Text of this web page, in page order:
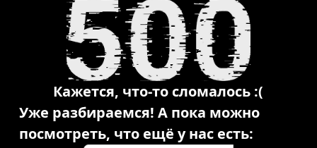
Кажется, что-то сломалось :(
Уже разбираемся! А пока можно
посмотреть, что ещё у нас есть: